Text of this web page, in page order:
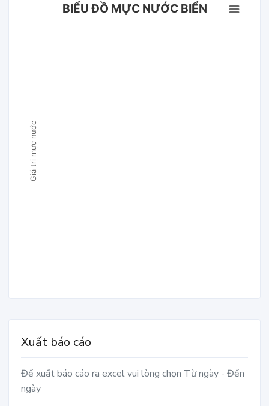
Giá trị mực nước
BIỂU ĐỒ MỰC NƯỚC BIỂN
Xuất báo cáo
Để xuất báo cáo ra excel vui lòng chọn Từ ngày - Đến
ngày